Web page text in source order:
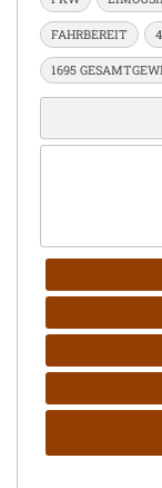
FAHRBEREIT
1695